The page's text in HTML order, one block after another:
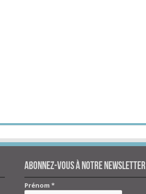
Abonnez-vous à notre newsletter
Prénom*